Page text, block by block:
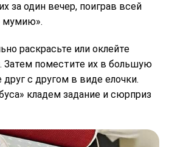
за один вечер, поиграв всей
мумию».
раскрасьте или оклейте
Затем поместите их в большую
друг с другом в виде елочки.
кладем задание и сюрприз